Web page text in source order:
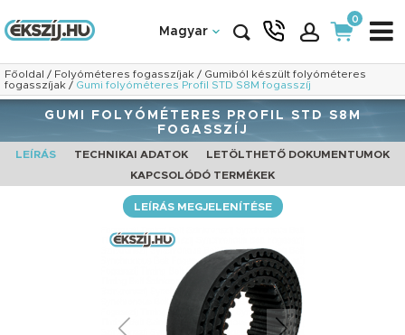
Magyar
0
Főoldal / Folyóméteres fogasszíjak / Gumiból készült folyóméteres
fogasszíjak / Gumi folyóméteres Profil STD S8M fogasszíj
GUMI FOLYÓMÉTERES PROFIL STD S8M
FOGASSZÍJ
LEÍRÁS TECHNIKAI ADATOK
LETÖLTHETŐ DOKUMENTUMOK
KAPCSOLÓDÓ TERMÉKEK
LEÍRÁS MEGJELENÍTÉSE